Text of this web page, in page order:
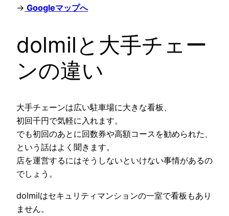
→ Googleマップへ
dolmilと大手チェー
ンの違い
大手チェーンは広い駐車場に大きな看板、
初回千円で気軽に入れます。
でも初回のあとに回数券や高額コースを勧められた、
という話はよく聞きます。
店を運営するにはそうしないといけない事情があるの
でしょう。
dolmilはセキュリティマンションの一室で看板もあり
ません。